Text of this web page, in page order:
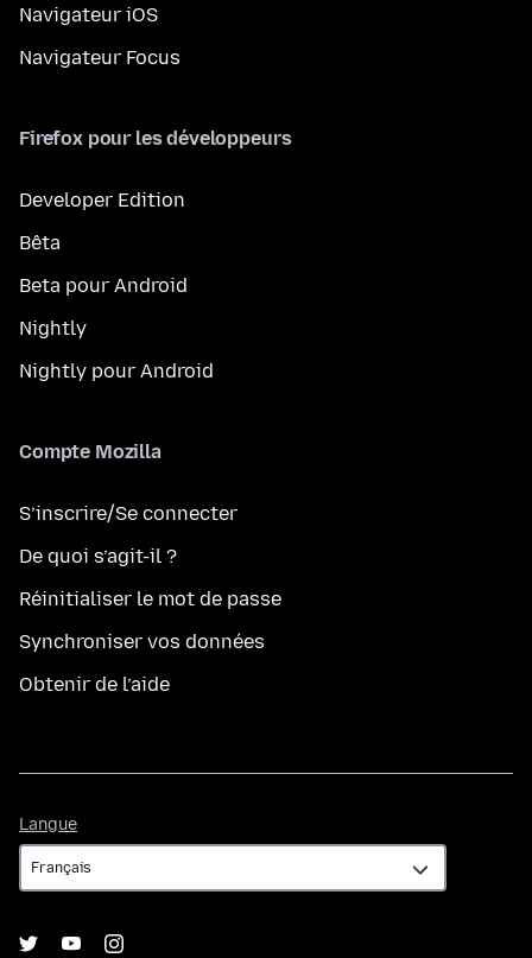
Navigateur iOS
Navigateur Focus
Firefox pour les développeurs
Developer Edition
Bêta
Beta pour Android
Nightly
Nightly pour Android
Compte Mozilla
S’inscrire/Se connecter
De quoi s’agit-il ?
Réinitialiser le mot de passe
Synchroniser vos données
Obtenir de l’aide
Langue